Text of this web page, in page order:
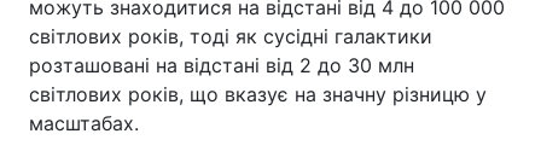
можуть знаходитися на відстані від 4 до 100 000
світлових років, тоді як сусідні галактики
розташовані на відстані від 2 до 30 млн
світлових років, що вказує на значну різницю у
масштабах.